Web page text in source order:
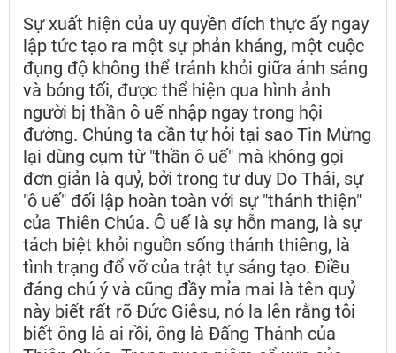
Sự xuất hiện của uy quyền đích thực ấy ngay
lập tức tạo ra một sự phản kháng, một cuộc
đụng độ không thể tránh khỏi giữa ánh sáng
và bóng tối, được thể hiện qua hình ảnh
người bị thần ô uế nhập ngay trong hội
đường. Chúng ta cần tự hỏi tại sao Tin Mừng
lại dùng cụm từ "thần ô uế" mà không gọi
đơn giản là quỷ, bởi trong tư duy Do Thái, sự
"ô uế" đối lập hoàn toàn với sự "thánh thiện"
của Thiên Chúa. Ô uế là sự hỗn mang, là sự
tách biệt khỏi nguồn sống thánh thiêng, là
tình trạng đổ vỡ của trật tự sáng tạo. Điều
đáng chú ý và cũng đầy mỉa mai là tên quỷ
này biết rất rõ Đức Giêsu, nó la lên rằng tôi
biết ông là ai rồi, ông là Đấng Thánh của